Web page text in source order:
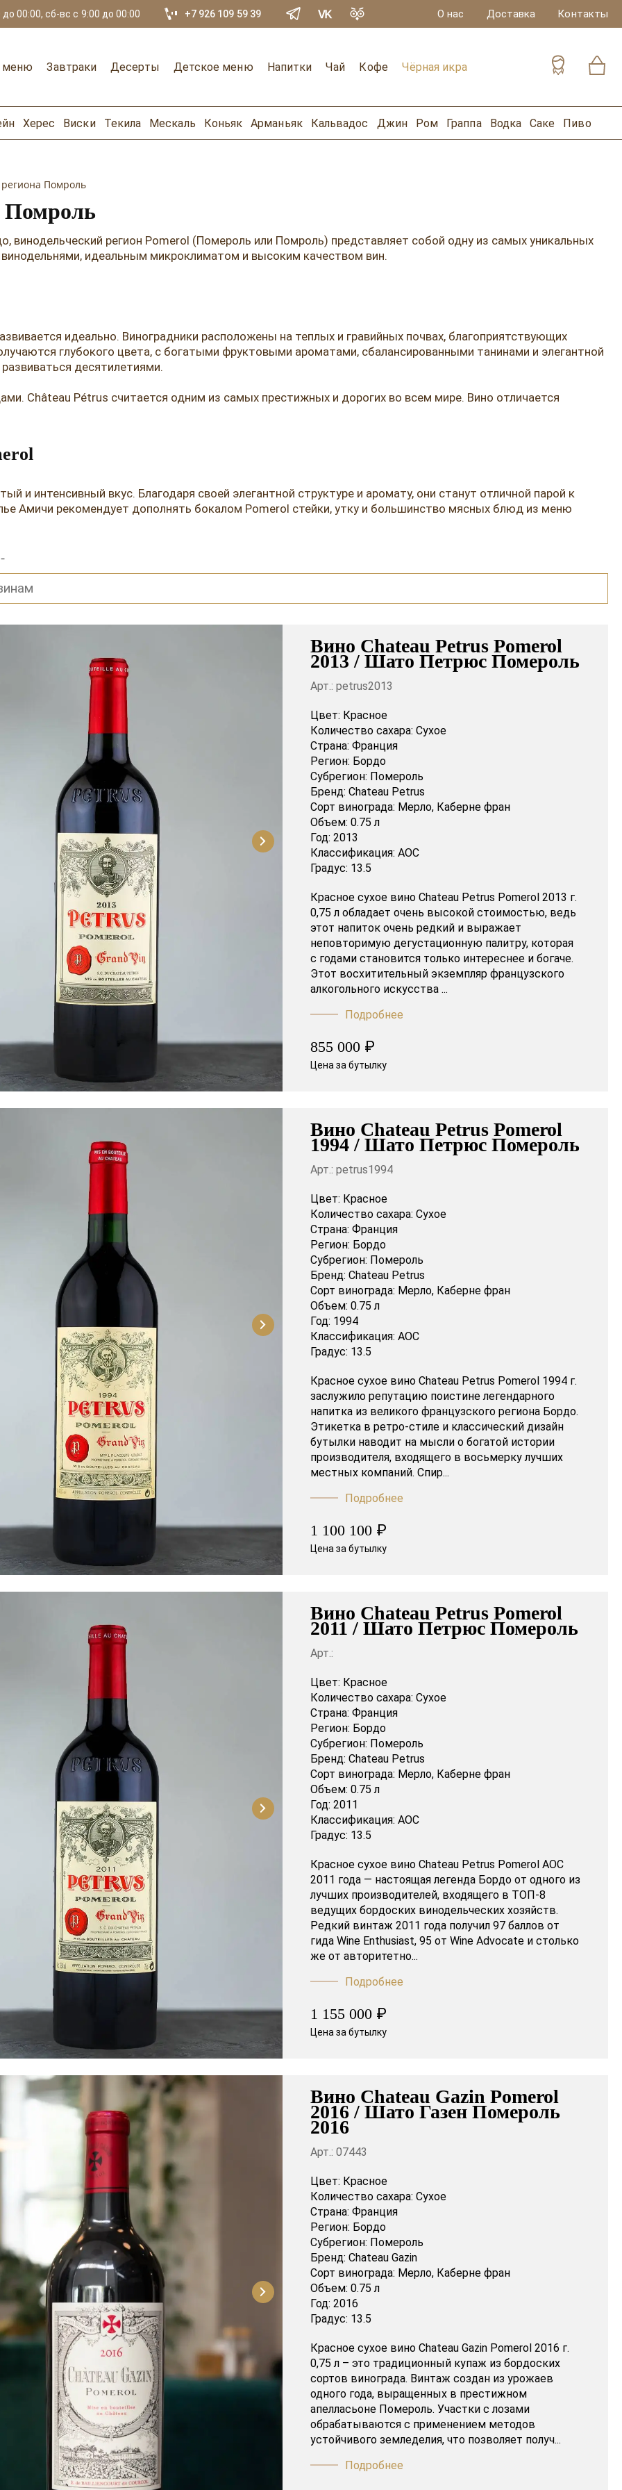
00:00, сб-вс с 9:00 до 00:00 +7 926 109 59 39 О нас Доставка Контакты
меню Завтраки Десерты Детское меню Напитки Чай Кофе Чёрная икра
Херес Виски Текила Мескаль Коньяк Арманьяк Кальвадос Джин Ром Граппа Водка Саке Пиво
Помроль
Помроль
винодельческий регион Pomerol (Помероль или Помроль) представляет собой одну из самых уникальных
идеальным микроклиматом и высоким качеством вин.
идеально. Виноградники расположены на теплых и гравийных почвах, благоприятствующих
глубокого цвета, с богатыми фруктовыми ароматами, сбалансированными танинами и элегантной
десятилетиями.
Château Pétrus считается одним из самых престижных и дорогих во всем мире. Вино отличается
и интенсивный вкус. Благодаря своей элегантной структуре и аромату, они станут отличной парой к
Амичи рекомендует дополнять бокалом Pomerol стейки, утку и большинство мясных блюд из меню
в ресторане Амичи
виноделия, воплощение многовековой традиции и отличный выбор для ценителей вина. Приятный и
нашего меню делает Pomerol отличным выбором для особых торжеств в ресторане.
Вино Chateau Petrus Pomerol
2013 / Шато Петрюс Помероль
Арт.: petrus2013
Цвет: Красное
Количество сахара: Сухое
Страна: Франция
Регион: Бордо
Субрегион: Помероль
Бренд: Chateau Petrus
Сорт винограда: Мерло, Каберне фран
Объем: 0.75 л
Год: 2013
Классификация: AOC
Градус: 13.5
Красное сухое вино Chateau Petrus Pomerol 2013 г.
0,75 л обладает очень высокой стоимостью, ведь
этот напиток очень редкий и выражает
неповторимую дегустационную палитру, которая
с годами становится только интереснее и богаче.
Этот восхитительный экземпляр французского
алкогольного искусства ...
Подробнее
855 000 ₽
Цена за бутылку
Вино Chateau Petrus Pomerol
1994 / Шато Петрюс Помероль
Арт.: petrus1994
Цвет: Красное
Количество сахара: Сухое
Страна: Франция
Регион: Бордо
Субрегион: Помероль
Бренд: Chateau Petrus
Сорт винограда: Мерло, Каберне фран
Объем: 0.75 л
Год: 1994
Классификация: AOC
Градус: 13.5
Красное сухое вино Chateau Petrus Pomerol 1994 г.
заслужило репутацию поистине легендарного
напитка из великого французского региона Бордо.
Этикетка в ретро-стиле и классический дизайн
бутылки наводит на мысли о богатой истории
производителя, входящего в восьмерку лучших
местных компаний. Спир...
Подробнее
1 100 100 ₽
Цена за бутылку
Вино Chateau Petrus Pomerol
2011 / Шато Петрюс Помероль
Арт.:
Цвет: Красное
Количество сахара: Сухое
Страна: Франция
Регион: Бордо
Субрегион: Помероль
Бренд: Chateau Petrus
Сорт винограда: Мерло, Каберне фран
Объем: 0.75 л
Год: 2011
Классификация: AOC
Градус: 13.5
Красное сухое вино Chateau Petrus Pomerol AOC
2011 года — настоящая легенда Бордо от одного из
лучших производителей, входящего в ТОП-8
ведущих бордоских винодельческих хозяйств.
Редкий винтаж 2011 года получил 97 баллов от
гида Wine Enthusiast, 95 от Wine Advocate и столько
же от авторитетно...
Подробнее
1 155 000 ₽
Цена за бутылку
Вино Chateau Gazin Pomerol
2016 / Шато Газен Помероль
2016
Арт.: 07443
Цвет: Красное
Количество сахара: Сухое
Страна: Франция
Регион: Бордо
Субрегион: Помероль
Бренд: Chateau Gazin
Сорт винограда: Мерло, Каберне фран
Объем: 0.75 л
Год: 2016
Градус: 13.5
Красное сухое вино Chateau Gazin Pomerol 2016 г.
0,75 л – это традиционный купаж из бордоских
сортов винограда. Винтаж создан из урожаев
одного года, выращенных в престижном
апелласьоне Помероль. Участки с лозами
обрабатываются с применением методов
устойчивого земледелия, что позволяет получ...
Подробнее